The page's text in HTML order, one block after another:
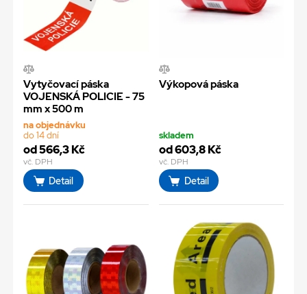
Vytyčovací páska
VOJENSKÁ POLICIE - 75
mm x 500 m
na objednávku
do 14 dní
od 566,3 Kč
vč. DPH
Detail
Výkopová páska
skladem
od 603,8 Kč
vč. DPH
Detail